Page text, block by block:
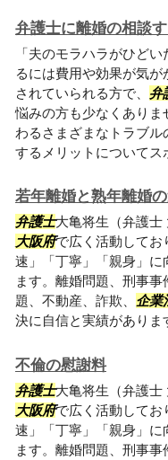
弁護士に離婚の相談
「夫のモラハラがひどい
るには費用や効果が気
されていられる方で、 弁
悩みの方も少なくあり
わるさまざまなトラブル
するメリットについてス
若年離婚と熟年離婚
弁護士大亀将生（弁護士
大阪府で広く活動してお
速」「丁寧」「親身」に
ます。離婚問題、刑事
題、不動産、詐欺、 企業
決に自信と実績がありま
不倫の慰謝料
弁護士大亀将生（弁護士
大阪府で広く活動してお
速」「丁寧」「親身」に
ます。離婚問題、刑事